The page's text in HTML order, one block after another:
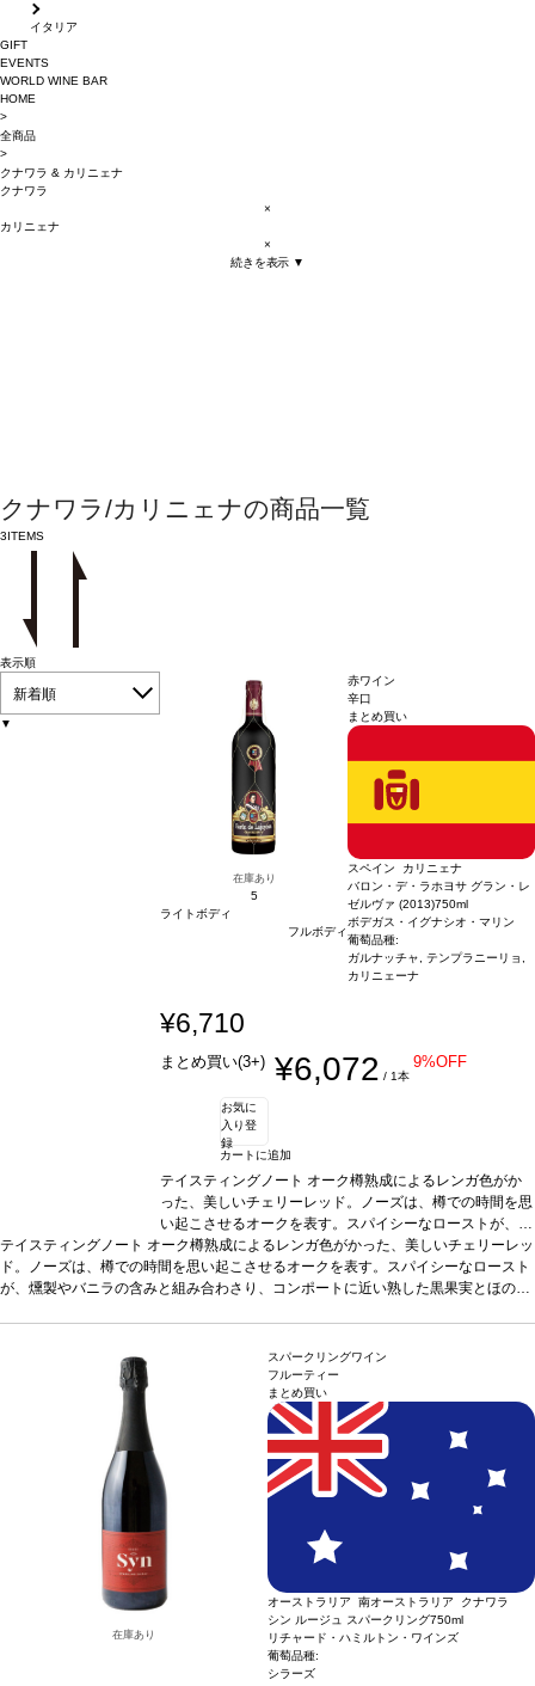
イタリア
GIFT
EVENTS
WORLD WINE BAR
HOME
>
全商品
>
クナワラ & カリニェナ
クナワラ
×
カリニェナ
×
続きを表示 ▼
クナワラ/カリニェナの商品一覧
3ITEMS
表示順
新着順
▼
在庫あり
5
ライトボディ
フルボディ
赤ワイン
辛口
まとめ買い
スペイン カリニェナ
バロン・デ・ラホヨサ グラン・レ
ゼルヴァ (2013)750ml
ボデガス・イグナシオ・マリン
葡萄品種:
ガルナッチャ, テンプラニーリョ,
カリニェーナ
¥6,710
まとめ買い(3+) ¥6,072 / 1本
9%OFF
お気に
入り登
録
カートに追加
テイスティングノート オーク樽熟成によるレンガ色がか
った、美しいチェリーレッド。ノーズは、樽での時間を思
い起こさせるオークを表す。スパイシーなローストが、燻
製やバニラの含みと組み合わさり、コンポートに近い熟し
た黒果実とほのかなレーズン、ココアを感じる印象的なブ
ーケ。ボリュームとバランスのある味わいは、滑らかなタ
り、偉大なレゼルヴァを縁取っている。
理、パスタ、リゾットなどと好相性
ャ、テンプラニーリョ、カリニェーナ
SO, BRC, IFS, DLG, DOPカリニェーナ、バイオダイナミ
ック：ECOPROWINE*本ヴィンテージが在庫切れの場
合、在庫があり価格が同様の場合は自動的に次のヴィンテ
ージに変更されます、ご了承ください。
テイスティングノート オーク樽熟成によるレンガ色がかった、美しいチェリーレッ
ド。ノーズは、樽での時間を思い起こさせるオークを表す。スパイシーなロースト
が、燻製やバニラの含みと組み合わさり、コンポートに近い熟した黒果実とほのか
を際立たせている。長い余韻が一口ごとに広がり、偉大なレゼルヴァを縁取ってい
肉料理、パスタ、リゾットなどと好相性
ンプラニーリョ、カリニェーナ
サステナブル認証ISO, BRC, IFS, DLG, DOPカリニ
ェーナ、バイオダイナミック：ECOPROWINE*本ヴィンテージが在庫切れの場
合、在庫があり価格が同様の場合は自動的に次のヴィンテージに変更されます、ご
在庫あり
スパークリングワイン
フルーティー
まとめ買い
オーストラリア 南オーストラリア クナワラ
シン ルージュ スパークリング750ml
リチャード・ハミルトン・ワインズ
葡萄品種:
シラーズ